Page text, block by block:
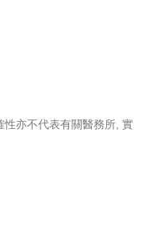
亦不代表有關醫務所, 實